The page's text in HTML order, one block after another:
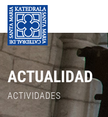
ACTUALIDAD
ACTIVIDADES